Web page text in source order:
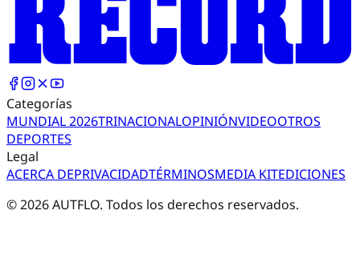
Categorías
MUNDIAL 2026TRINACIONALOPINIÓNVIDEOOTROS
DEPORTES
Legal
ACERCA DEPRIVACIDADTÉRMINOSMEDIA KITEDICIONES
©2026AUTFLO. Todos los derechos reservados.